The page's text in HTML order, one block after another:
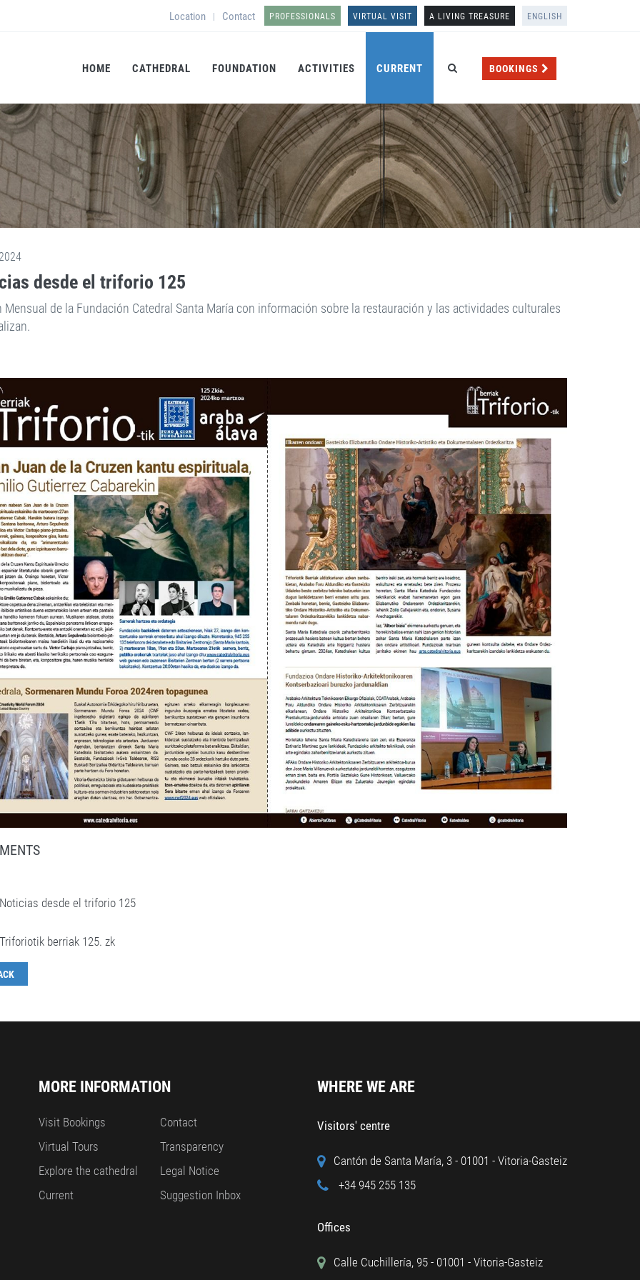
Location | Contact PROFESSIONALS VIRTUAL VISIT A LIVING TREASURE ENGLISH
HOME CATHEDRAL FOUNDATION ACTIVITIES CURRENT BOOKINGS
desde el triforio 125
Mensual de la Fundación Catedral Santa María con información sobre la restauración y las actividades culturales
desde el triforio 125
berriak 125. zk
MORE INFORMATION
Visit Bookings
Virtual Tours
Explore the cathedral
Current
Contact
Transparency
Legal Notice
Suggestion Inbox
WHERE WE ARE
Visitors' centre
Cantón de Santa María, 3 - 01001 - Vitoria-Gasteiz
+34 945 255 135
Offices
Calle Cuchillería, 95 - 01001 - Vitoria-Gasteiz